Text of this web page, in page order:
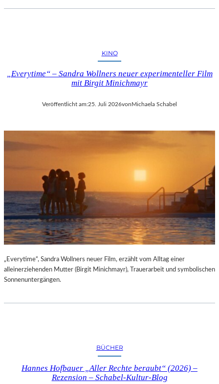
KINO
„Everytime“ – Sandra Wollners neuer experimenteller Film
mit Birgit Minichmayr
Veröffentlicht am:25. Juli 2026vonMichaela Schabel
„Everytime“, Sandra Wollners neuer Film, erzählt vom Alltag einer
alleinerziehenden Mutter (Birgit Minichmayr), Trauerarbeit und symbolischen
Sonnenuntergängen.
BÜCHER
Hannes Hofbauer „Aller Rechte beraubt“ (2026) –
Rezension – Schabel-Kultur-Blog